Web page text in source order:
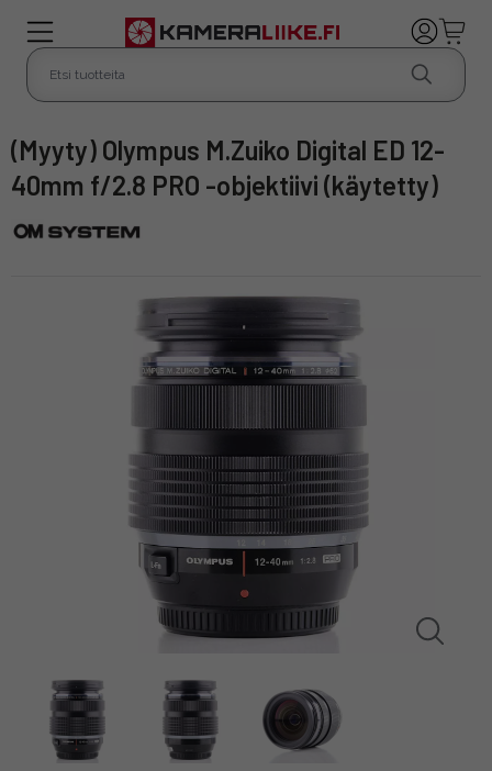
(Myyty) Olympus M.Zuiko Digital ED 12-
40mm f/2.8 PRO -objektiivi (käytetty)